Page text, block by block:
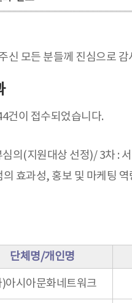
모든 분들께 진심으로
건이 접수되었습니다.
의(지원대상 선정)/ 3차 :
효과성, 홍보 및 마케팅
단체명/개인명
)아시아문화네트워크